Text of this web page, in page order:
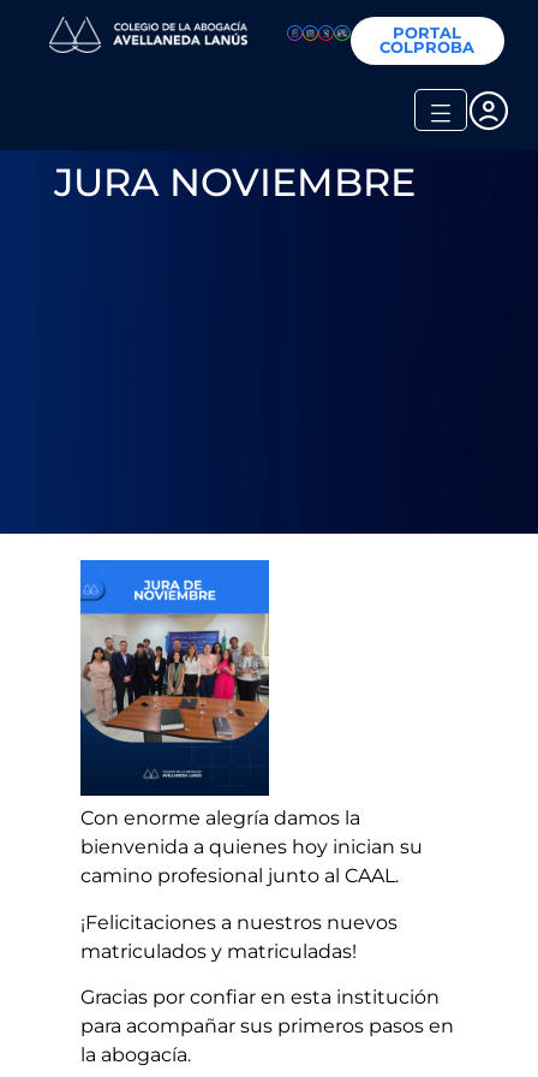
PORTAL
COLPROBA
JURA NOVIEMBRE
Con enorme alegría damos la
bienvenida a quienes hoy inician su
camino profesional junto al CAAL.
¡Felicitaciones a nuestros nuevos
matriculados y matriculadas!
Gracias por confiar en esta institución
para acompañar sus primeros pasos en
la abogacía.